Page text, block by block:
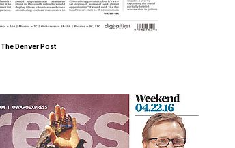
The Denver Post